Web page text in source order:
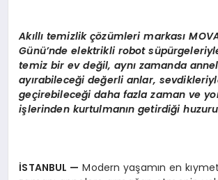
Akıllıtemizlikçözümleri markası
Günü’nde elektrikli robot süpü
temiz bir ev değil, aynı zamanda
ayırabileceği değerli anlar,
geçirebileceği daha fazla zaman ve
işlerinden kurtulmanın getirdiği
İSTANBUL — Modern yaşamın en